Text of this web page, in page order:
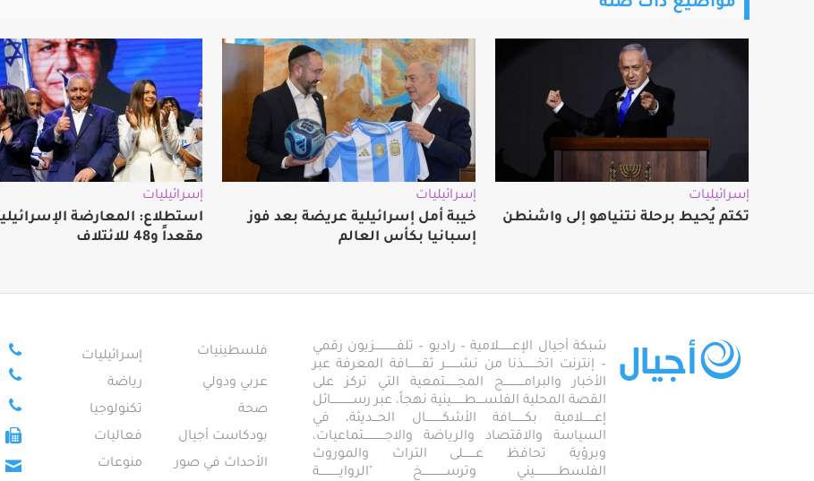
مواضيع ذات صلة
إسرائيليات
تكتم يُحيط برحلة نتنياهو إلى واشنطن
إسرائيليات
خيبة أمل إسرائيلية عريضة بعد فوز
إسبانيا بكأس العالم
إسرائيليات
مقعداً و48 للائتلاف
شبكة أجيال الإعـــــــلامية – راديو – تلفــــــــــــزيون رقمي
– إنترنت اتخـــــــذنا من نشـــــــر ثقـــــــافة المعرفة عبر
الأخبار والبرامـــــــــــج المجـــــــتمعية التي تركز على
القصة المحلية الفلســــطـــــــينية نهجاً، عبر رســــــــــــائل
إعــــــلامية بكـــــــافة الأشكـــــــــال الحـــديثة، في
السياسة والاقتصاد والرياضة والاجــــــــــــتماعيات،
وبرؤية تحافظ عـــــــلى التراث والموروث
الفلسطـــــــــــــيني وترســـــــــــــخ "الروايـــــــــــة
فلسطينيات
إسرائيليات
عربي ودولي
رياضة
صحة
تكنولوجيا
بودكاست أجيال
فعاليات
الأحداث في صور
منوعات